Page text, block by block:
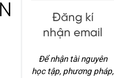
Đăng kí
nhận email
Để nhận tài nguyên
học tập, phương pháp,